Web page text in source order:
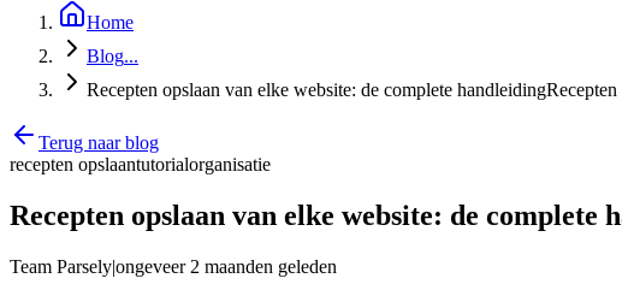
Home
Blog...
Recepten opslaan van elke website: de complete handleiding
Terug naar blog
recepten opslaantutorialorganisatie
Recepten opslaan van elke website: de complete
Team Parsely|ongeveer 2 maanden geleden